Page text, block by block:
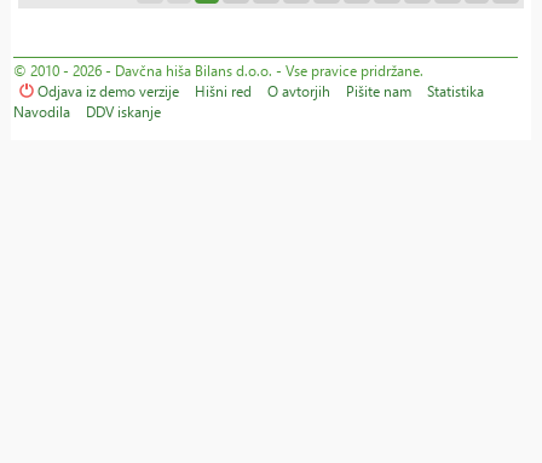
© 2010 - 2026 - Davčna hiša Bilans d.o.o. - Vse pravice pridržane.
Odjava iz demo verzije
Hišni red O avtorjih Pišite nam
Statistika
Navodila
DDV iskanje